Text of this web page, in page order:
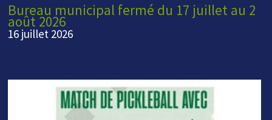
Bureau municipal fermé du 17 juillet au 2
août 2026
16 juillet 2026